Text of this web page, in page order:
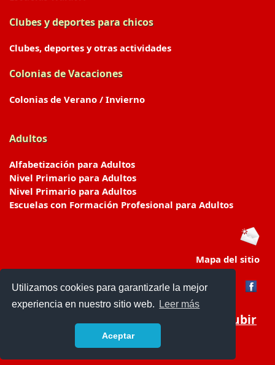
Utilizamos cookies para garantizarle la mejor
experiencia en nuestro sitio web.
Leer más
Aceptar
Clubes y deportes para chicos
Clubes, deportes y otras actividades
Colonias de Vacaciones
Colonias de Verano / Invierno
Adultos
Alfabetización para Adultos
Nivel Primario para Adultos
Nivel Primario para Adultos
Escuelas con Formación Profesional para Adultos
Mapa del sitio
Subir